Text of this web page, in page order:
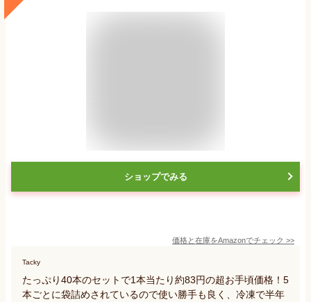
ショップでみる
価格と在庫をAmazonでチェック >>
Tacky
たっぷり40本のセットで1本当たり約83円の超お手頃価格！5
本ごとに袋詰めされているので使い勝手も良く、冷凍で半年